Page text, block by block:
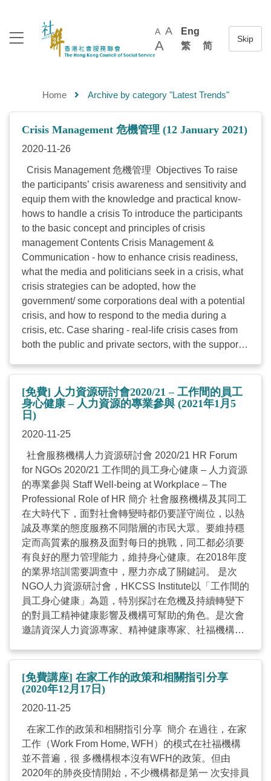
A A
A
Eng
繁
简
Home Archive by category "Latest Trends"
Crisis Management 危機管理 (12 January 2021)
2020-11-26
Crisis Management 危機管理 Objectives To raise
the participants’ crisis awareness and sensitivity and
equip them with the knowledge and practical know-
hows to handle a crisis To introduce the participants
to the basic concept and principles of crisis
management Contents Crisis Management &
Communication - how to enhance crisis readiness,
what the media and politicians seek in a crisis, what
crisis strategies can be adopted, how the
government/ some corporations deal with a potential
crisis, and how to respond to the media during a
crisis, etc. Case sharing - real-life crisis cases from
both the public and private sectors, with the support
could have been better handled Rules of
Engagement in a Crisis Mock Crisis Exercise Course
Details Course Code: 20B-19 Date: 12 January
2021 (Tuesday) Time: 0930 – 1700 (6 hours)
Venue: Duke of Windsor Social Service Building, 15
Participants: NGO Managerial & Supervisory Staff
Class size: 30 Language: Cantonese (supplemented
with English) Fees: $1,140, $1,060 (Fees for
HKCSS Agency Member Staff Only), Early Bird
Fee: $920 (Payment received on/before 22
December 2020 for HKCSS Agency Member Staff
Only) Apply via E-mail / Fax Online Application
*In response to the novel coronavirus, in order to
avoid delays in ...
[免費] 人力資源研討會2020/21 – 工作間的員工
身心健康 – 人力資源的專業參與 (2021年1月5
日)
2020-11-25
社會服務機構人力資源研討會 2020/21 HR Forum
for NGOs 2020/21 工作間的員工身心健康 – 人力資源
的專業參與 Staff Well-being at Workplace – The
Professional Role of HR 簡介 社會服務機構及其同工
在大時代下，面對社會轉變時都仍要謹守崗位，以熱
誠及專業的態度服務不同階層的市民大眾。要維持穩
定而高質素的服務及面對每日的挑戰，同工都必須要
有良好的壓力管理能力，維持身心健康。在2018年度
的業界培訓需要調查中，壓力亦成了關鍵詞。 是次
NGO人力資源研討會，HKCSS Institute以「工作間的
員工身心健康」為題，特別探討在危機及持續轉變下
的對員工精神健康影響及機構可幫助的角色。是次會
邀請資深人力資源專家、精神健康專家、社福機構代
力管理導師與大家先由工作間精神健康的重要性開始
探討，再以機構的案例帶出在平時及有突發狀況時人
力資源及管理者可扮演的角色。 程序及嘉賓講員 歡迎
辭 蔡海偉先生 香港社會服務聯會行政總裁 不容忽
關顧別人 首先要關顧自己 張依勵博士 香港紅十字會
臨床心理學家 渡疫有道 前線員工的防「逆」情 李笑
芬女士 救世軍社會服務總監 對前線社工 給予多份同
理的理解 丁惟彬先生 精神健康社工/大學導師 突發狀
[免費講座] 在家工作的政策和相關指引分享
(2020年12月17日)
2020-11-25
在家工作的政策和相關指引分享 簡介 在過往，在家
工作（Work From Home, WFH）的模式在社福機構
並不普遍，很 多機構根本沒有WFH的政策。但由
2020年的肺炎疫情開始，不少機構都是第一 次安排員